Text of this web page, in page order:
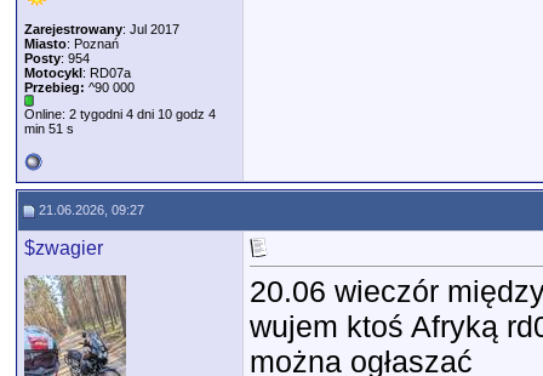
Zarejestrowany: Jul 2017
Miasto: Poznań
Posty: 954
Motocykl: RD07a
Przebieg: ^90 000
Online: 2 tygodni 4 dni 10 godz 4
min 51 s
21.06.2026, 09:27
$zwagier
20.06 wieczór
wujem ktoś Afryką
można ogłaszać